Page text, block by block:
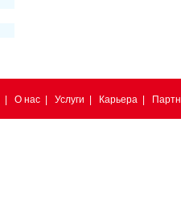
О нас Услуги Карьера